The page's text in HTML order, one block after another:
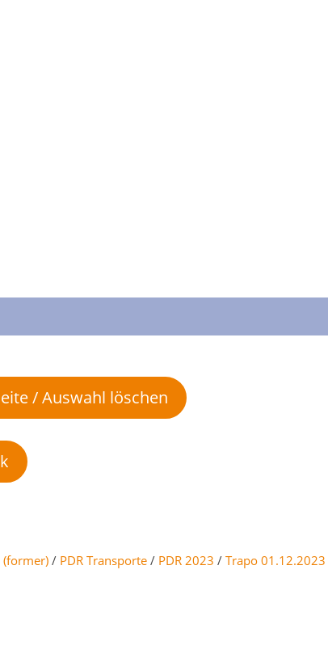
/ Auswahl löschen
(former) / PDR Transporte / PDR 2023 / Trapo 01.12.2023